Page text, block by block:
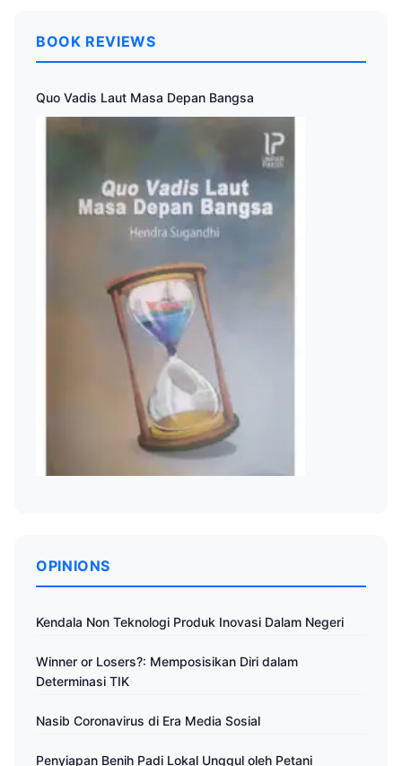
BOOK REVIEWS
Quo Vadis Laut Masa Depan Bangsa
OPINIONS
Kendala Non Teknologi Produk Inovasi Dalam Negeri
Winner or Losers?: Memposisikan Diri dalam
Determinasi TIK
Nasib Coronavirus di Era Media Sosial
Penyiapan Benih Padi Lokal Unggul oleh Petani